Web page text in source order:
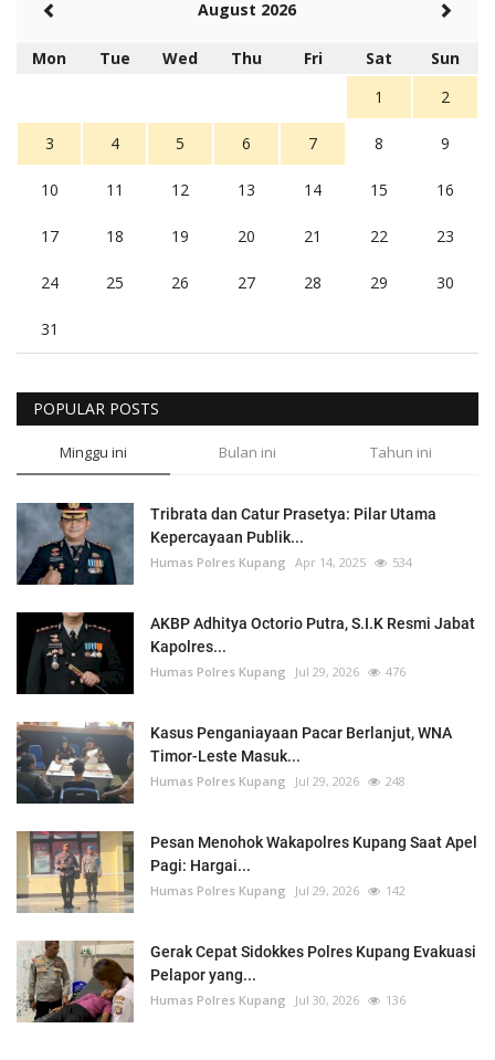
August 2026
Mon Tue Wed Thu Fri Sat
Sun
1
2
3 4 5 6 7 8 9
10 11 12 13 14 15 16
17 18 19 20 21 22 23
24 25 26 27 28 29 30
31
POPULAR POSTS
Minggu ini Bulan ini Tahun ini
Tribrata dan Catur Prasetya: Pilar Utama
Kepercayaan Publik...
Humas Polres Kupang Apr 14, 2025 534
AKBP Adhitya Octorio Putra, S.I.K Resmi Jabat
Kapolres...
Humas Polres Kupang Jul 29, 2026 476
Kasus Penganiayaan Pacar Berlanjut, WNA
Timor-Leste Masuk...
Humas Polres Kupang Jul 29, 2026 248
Pesan Menohok Wakapolres Kupang Saat Apel
Pagi: Hargai...
Humas Polres Kupang Jul 29, 2026 142
Gerak Cepat Sidokkes Polres Kupang Evakuasi
Pelapor yang...
Humas Polres Kupang Jul 30, 2026 136